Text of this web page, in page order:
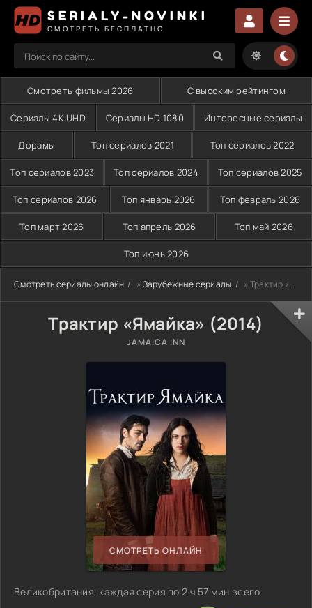
SERIALY-NOVINKI
СМОТРЕТЬ БЕСПЛАТНО
Смотреть фильмы 2026 С высоким рейтингом
Сериалы 4K UHD Сериалы HD 1080 Интересные сериалы
Дорамы Топ сериалов 2021 Топ сериалов 2022
Топ сериалов 2023 Топ сериалов 2024 Топ сериалов 2025
Топ сериалов 2026 Топ январь 2026 Топ февраль 2026
Топ март 2026 Топ апрель 2026 Топ май 2026
Топ июнь 2026
Смотреть сериалы онлайн » Зарубежные сериалы » Трактир «Ямайка» (2014)
Трактир «Ямайка» (2014)
JAMAICA INN
СМОТРЕТЬ ОНЛАЙН
Великобритания, каждая серия по 2 ч 57 мин всего